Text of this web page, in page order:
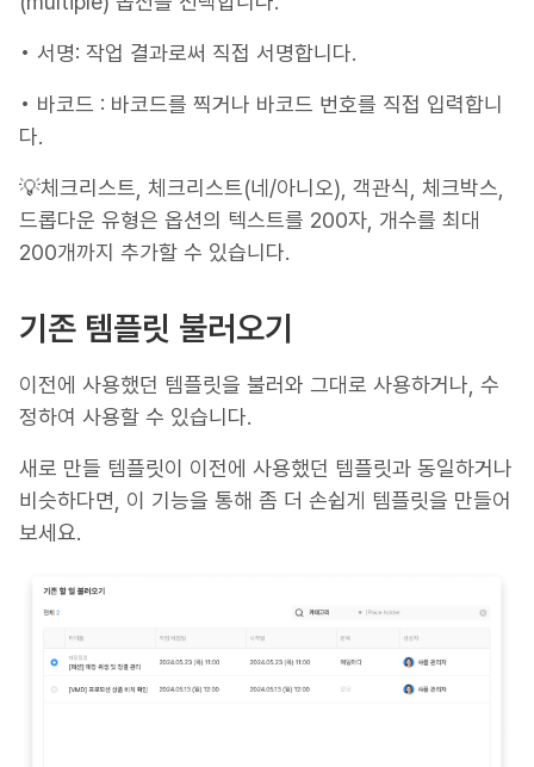
• 서명: 작업 결과로써 직접 서명합니다.
• 바코드 : 바코드를 찍거나 바코드 번호를 직접 입력합니
다.
‍💡체크리스트, 체크리스트(네/아니오), 객관식, 체크박스,
드롭다운 유형은 옵션의 텍스트를 200자, 개수를 최대
200개까지 추가할 수 있습니다.
기존 템플릿 불러오기
이전에 사용했던 템플릿을 불러와 그대로 사용하거나, 수
정하여 사용할 수 있습니다.
새로 만들 템플릿이 이전에 사용했던 템플릿과 동일하거나
비슷하다면, 이 기능을 통해 좀 더 손쉽게 템플릿을 만들어
보세요.